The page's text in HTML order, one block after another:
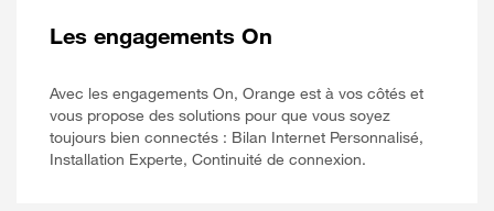
Les engagements On
Avec les engagements On, Orange est à vos côtés et
vous propose des solutions pour que vous soyez
toujours bien connectés : Bilan Internet Personnalisé,
Installation Experte, Continuité de connexion.